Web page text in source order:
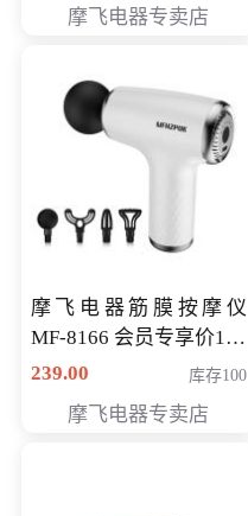
摩飞电器专卖店
摩飞电器筋膜按摩仪
MF-8166 会员专享价168
元
239.00 库存100
摩飞电器专卖店